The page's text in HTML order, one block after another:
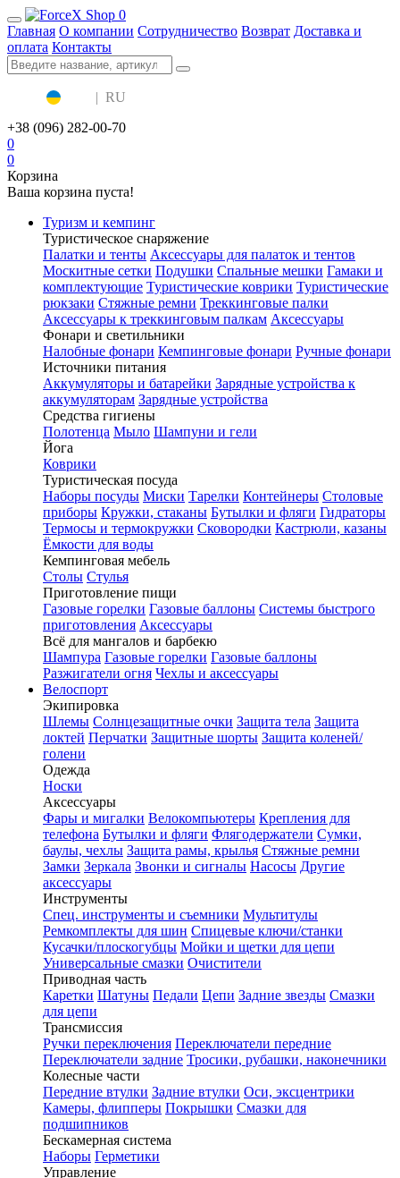
0
Главная О компании Сотрудничество Возврат Доставка и
оплата Контакты
| RU
+38 (096) 282-00-70
0
0
Корзина
Ваша корзина пуста!
Туризм и кемпинг
Туристическое снаряжение
Палатки и тенты Аксессуары для палаток и тентов
Москитные сетки Подушки Спальные мешки Гамаки и
комплектующие Туристические коврики Туристические
рюкзаки Стяжные ремни Треккинговые палки
Аксессуары к треккинговым палкам Аксессуары
Фонари и светильники
Налобные фонари Кемпинговые фонари Ручные фонари
Источники питания
Аккумуляторы и батарейки Зарядные устройства к
аккумуляторам Зарядные устройства
Средства гигиены
Полотенца Мыло Шампуни и гели
Йога
Коврики
Туристическая посуда
Наборы посуды Миски Тарелки Контейнеры Столовые
приборы Кружки, стаканы Бутылки и фляги Гидраторы
Термосы и термокружки Сковородки Кастрюли, казаны
Ёмкости для воды
Кемпинговая мебель
Столы Стулья
Приготовление пищи
Газовые горелки Газовые баллоны Системы быстрого
приготовления Аксессуары
Всё для мангалов и барбекю
Шампура Газовые горелки Газовые баллоны
Разжигатели огня Чехлы и аксессуары
Велоспорт
Экипировка
Шлемы Солнцезащитные очки Защита тела Защита
локтей Перчатки Защитные шорты Защита коленей/
голени
Одежда
Носки
Аксессуары
Фары и мигалки Велокомпьютеры Крепления для
телефона Бутылки и фляги Флягодержатели Сумки,
баулы, чехлы Защита рамы, крылья Стяжные ремни
Замки Зеркала Звонки и сигналы Насосы Другие
аксессуары
Инструменты
Спец. инструменты и съемники Мультитулы
Ремкомплекты для шин Спицевые ключи/станки
Кусачки/плоскогубцы Мойки и щетки для цепи
Универсальные смазки Очистители
Приводная часть
Каретки Шатуны Педали Цепи Задние звезды Смазки
для цепи
Трансмиссия
Ручки переключения Переключатели передние
Переключатели задние Тросики, рубашки, наконечники
Колесные части
Передние втулки Задние втулки Оси, эксцентрики
Камеры, флипперы Покрышки Смазки для
подшипников
Бескамерная система
Наборы Герметики
Управление